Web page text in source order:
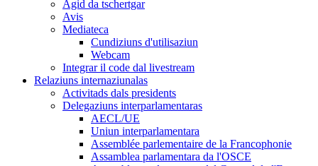
Agid da tschertgar
Avis
Mediateca
Cundiziuns d'utilisaziun
Webcam
Integrar il code dal livestream
Relaziuns internaziunalas
Activitads dals presidents
Delegaziuns interparlamentaras
AECL/UE
Uniun interparlamentara
Assemblée parlementaire de la Francophonie
Assamblea parlamentara da l'OSCE